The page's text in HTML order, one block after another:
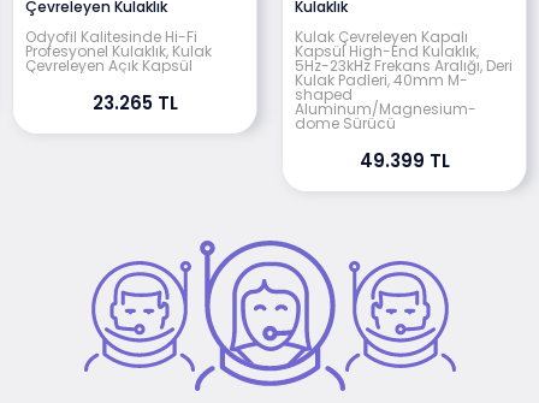
Çevreleyen Kulaklık
Odyofil Kalitesinde Hi-Fi
Profesyonel Kulaklık, Kulak
Çevreleyen Açık Kapsül
23.265 TL
Kulaklık
Kulak Çevreleyen Kapalı
Kapsül High-End Kulaklık,
5Hz-23kHz Frekans Aralığı, Deri
Kulak Padleri, 40mm M-
shaped
Aluminum/Magnesium-
dome Sürücü
49.399 TL